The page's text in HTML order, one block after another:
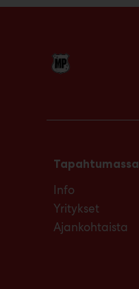
Tapahtumassa
Info
Yritykset
Ajankohtaista